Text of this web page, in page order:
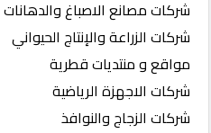
شركات مصانع الاصباغ والدهانات
شركات الزراعة والإنتاج الحيواني
مواقع و منتديات قطرية
شركات الاجهزة الرياضية
شركات الزجاج والنوافذ